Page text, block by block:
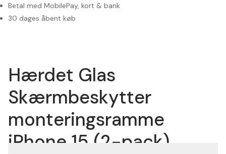
Betal med MobilePay, kort & bank
30 dages åbent køb
Hærdet Glas
Skærmbeskytter
monteringsramme
iPhone 15 (2-pack)